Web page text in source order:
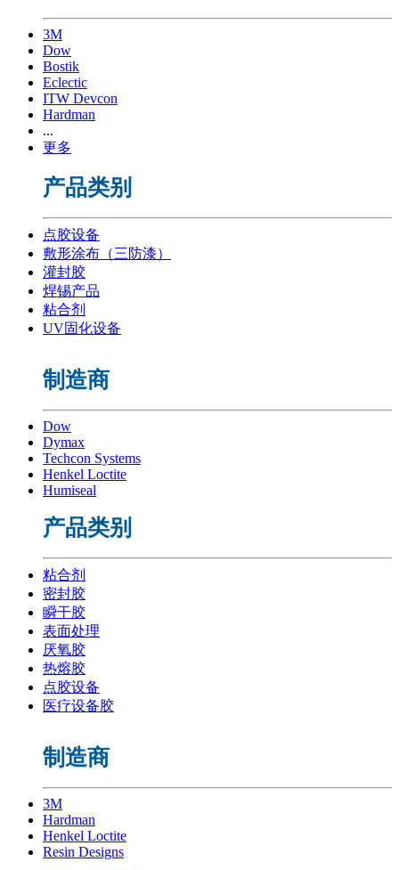
3M
Dow
Bostik
Eclectic
ITW Devcon
Hardman
...
更多
产品类别
点胶设备
敷形涂布（三防漆）
灌封胶
焊锡产品
粘合剂
UV固化设备
制造商
Dow
Dymax
Techcon Systems
Henkel Loctite
Humiseal
产品类别
粘合剂
密封胶
瞬干胶
表面处理
厌氧胶
热熔胶
点胶设备
医疗设备胶
制造商
3M
Hardman
Henkel Loctite
Resin Designs